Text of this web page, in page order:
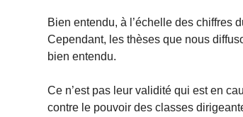
Bien entendu, à l’échelle des chiffres
Cependant, les thèses que nous
bien entendu.
Ce n’est pas leur validité qui est en
contre le pouvoir des classes